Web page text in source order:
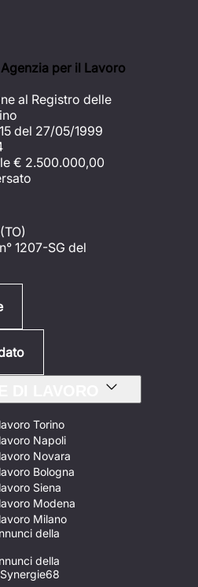
per il Lavoro
al Registro delle
del 27/05/1999
€ 2.500.000,00
1207-SG del
Torino
Napoli
Novara
Bologna
Siena
Modena
Milano
della
della